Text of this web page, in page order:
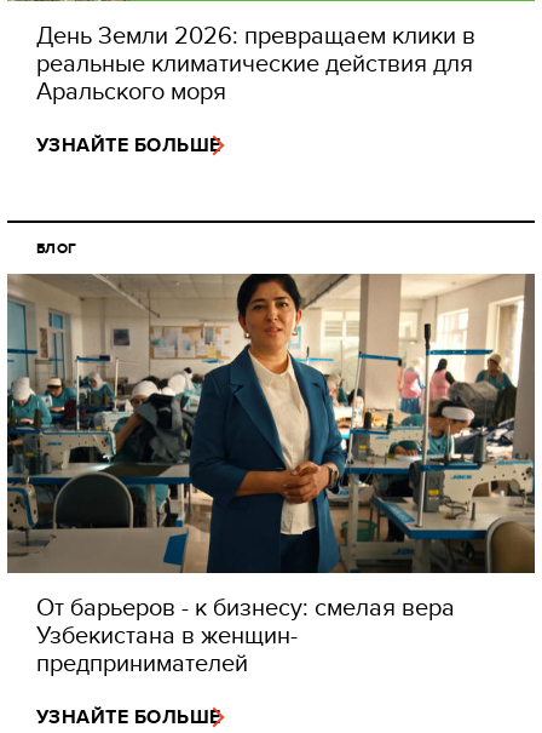
День Земли 2026: превращаем клики в
реальные климатические действия для
Аральского моря
УЗНАЙТЕ БОЛЬШЕ
БЛОГ
От барьеров - к бизнесу: смелая вера
Узбекистана в женщин-
предпринимателей
УЗНАЙТЕ БОЛЬШЕ